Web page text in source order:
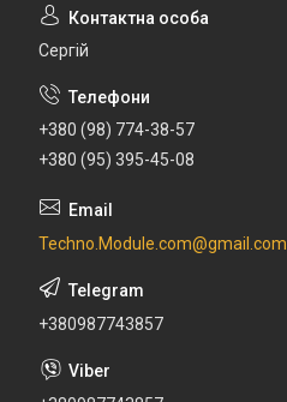
Сергій
+380 (98) 774-38-57
+380 (95) 395-45-08
Techno.Module.com@gmail.com
+380987743857